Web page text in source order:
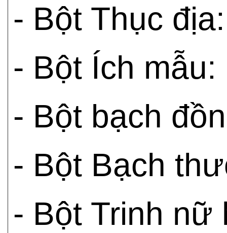
- Bột Thục
- Bột Ích mẫu:
- Bột bạch
- Bột Bạch
- Bột Trinh nữ